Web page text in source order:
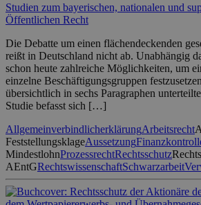
Studien zum bayerischen, nationalen und
Öffentlichen Recht
Die Debatte um einen flächendeckenden
reißt in Deutschland nicht ab. Unabhängig
schon heute zahlreiche Möglichkeiten, um
einzelne Beschäftigungsgruppen
übersichtlich in sechs Paragraphen
Studie befasst sich […]
AllgemeinverbindlicherklärungArbeitsrecht
FeststellungsklageAussetzung
MindestlohnProzessrechtRechtsschutz
AEntGRechtswissenschaftSchwarzarbeit